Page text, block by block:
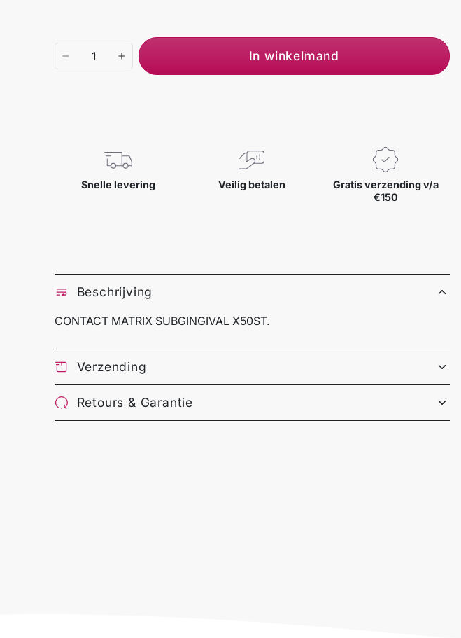
In winkelmand
Snelle levering Veilig betalen
Gratis verzending v/a
€150
Beschrijving
CONTACT MATRIX SUBGINGIVAL X50ST.
Verzending
Retours & Garantie